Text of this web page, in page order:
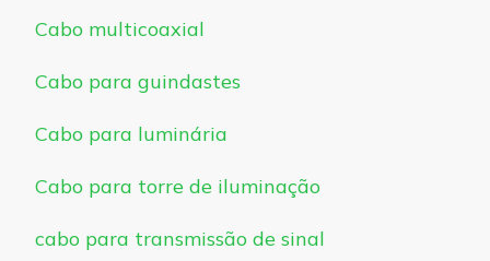
Cabo multicoaxial
Cabo para guindastes
Cabo para luminária
Cabo para torre de iluminação
cabo para transmissão de sinal